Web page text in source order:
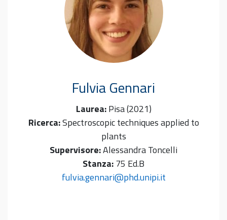
FulviaGennari
Laurea: Pisa (2021)
Ricerca:Spectroscopic techniques applied to
plants
Supervisore:Alessandra Toncelli
Stanza:75 Ed.B
fulvia.gennari@phd.unipi.it